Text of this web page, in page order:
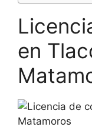
en